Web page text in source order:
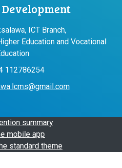
Development
ICT Branch,
Education and Vocational
112786254
summary
mobile app
standard theme